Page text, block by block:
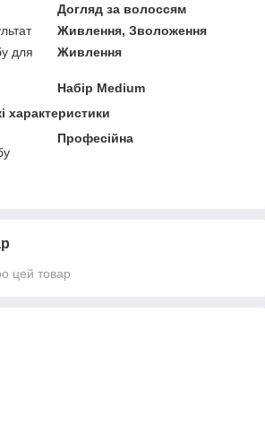
Догляд за волоссям
Живлення, Зволоження
для
Живлення
Набір Medium
характеристики
Професійна
цей товар